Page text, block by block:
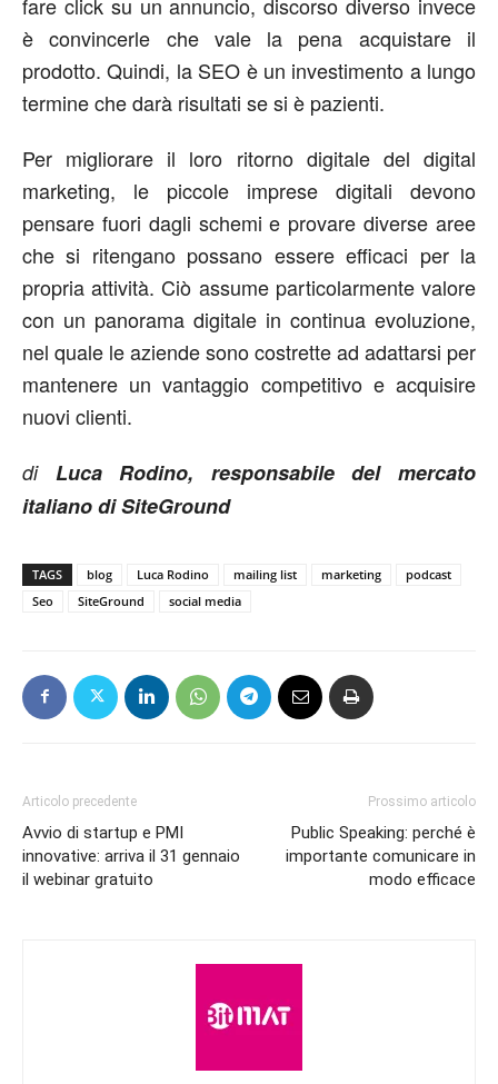
è convincerle che vale la pena acquistare il
prodotto. Quindi, la SEO è un investimento a lungo
termine che darà risultati se si è pazienti.
Per migliorare il loro ritorno digitale del digital
marketing, le piccole imprese digitali devono
pensare fuori dagli schemi e provare diverse aree
che si ritengano possano essere efficaci per la
propria attività. Ciò assume particolarmente valore
con un panorama digitale in continua evoluzione,
nel quale le aziende sono costrette ad adattarsi per
mantenere un vantaggio competitivo e acquisire
nuovi clienti.
di Luca Rodino, responsabile del mercato
italiano di SiteGround
TAGS blog Luca Rodino mailing list marketing
podcast
Seo
SiteGround social media
Articolo precedente
Avvio di startup e PMI
innovative: arriva il 31 gennaio
il webinar gratuito
Prossimo articolo
Public Speaking: perché è
importante comunicare in
modo efficace